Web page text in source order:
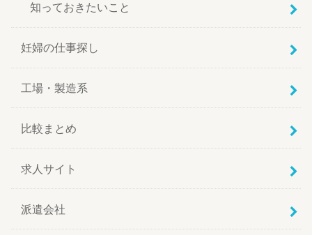
知っておきたいこと
妊婦の仕事探し
工場・製造系
比較まとめ
求人サイト
派遣会社